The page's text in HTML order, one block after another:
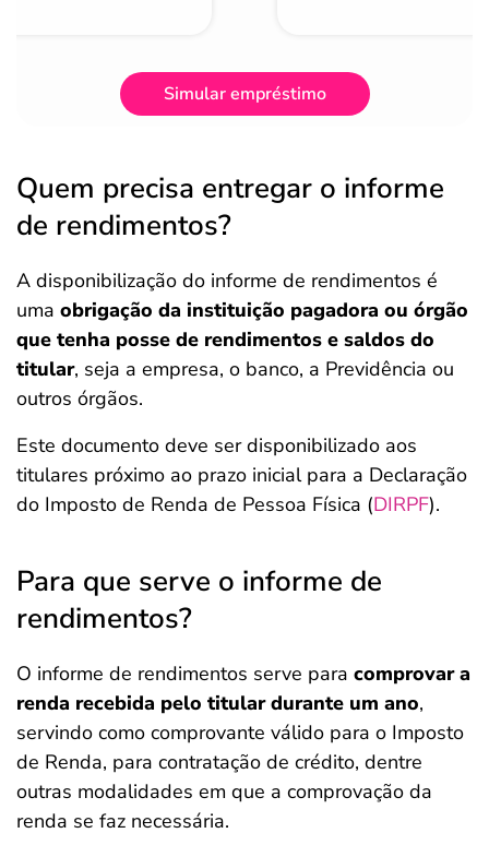
Simular empréstimo
Quem precisa entregar o informe
de rendimentos?
A disponibilização do informe de rendimentos é
uma obrigação da instituição pagadora ou órgão
que tenha posse de rendimentos e saldos do
titular, seja a empresa, o banco, a Previdência ou
outros órgãos.
Este documento deve ser disponibilizado aos
titulares próximo ao prazo inicial para a Declaração
do Imposto de Renda de Pessoa Física (DIRPF).
Para que serve o informe de
rendimentos?
O informe de rendimentos serve para comprovar a
renda recebida pelo titular durante um ano,
servindo como comprovante válido para o Imposto
de Renda, para contratação de crédito, dentre
outras modalidades em que a comprovação da
renda se faz necessária.